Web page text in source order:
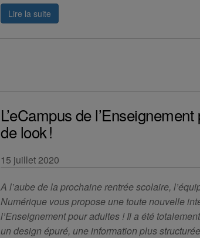
Lire la suite
L’eCampus de
de look !
15 juillet 2020
A l’aube de la prochaine rentrée scolaire,
Numérique vous propose une toute nouvelle
l’Enseignement pour adultes ! Il a été
un design épuré, une information plus